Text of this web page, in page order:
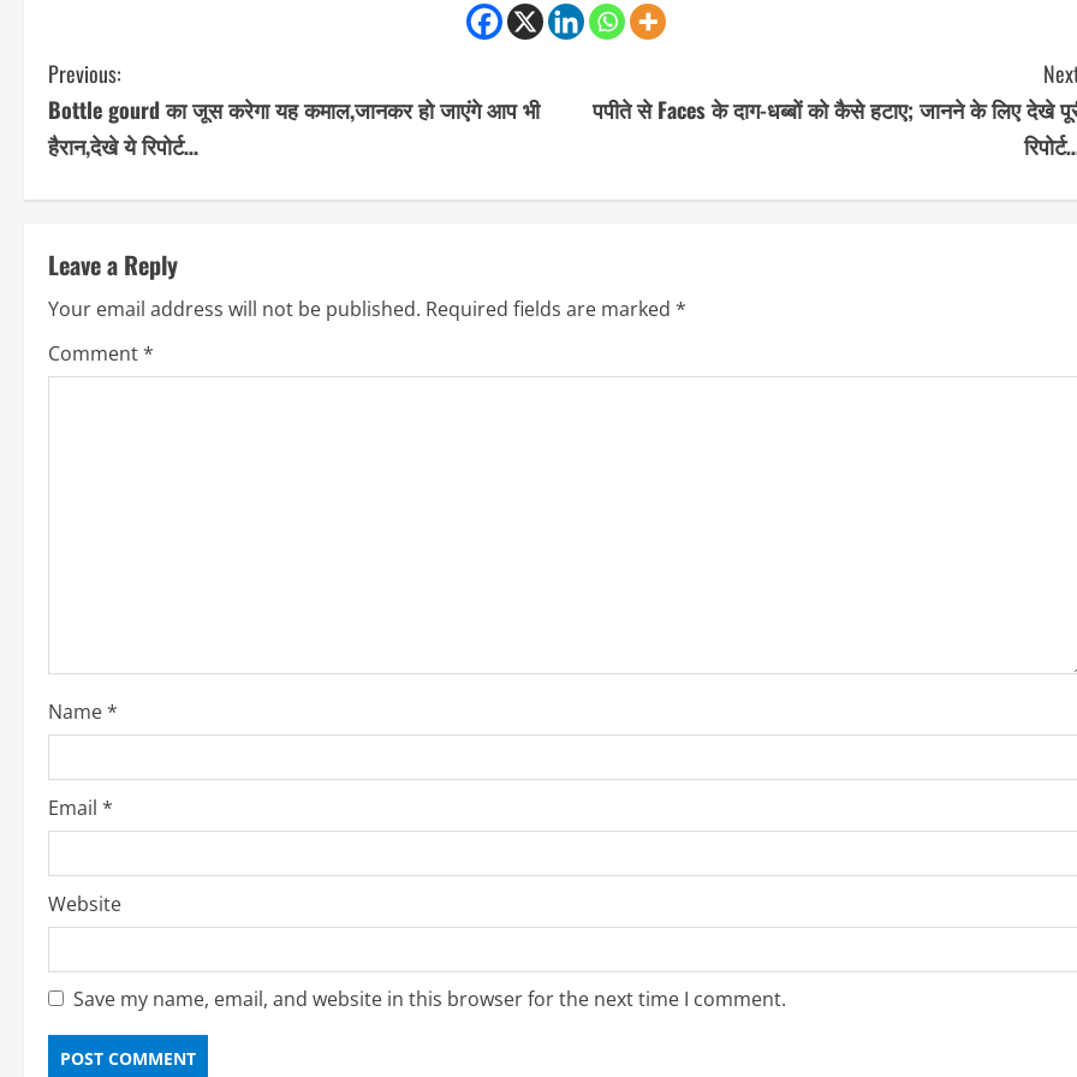
C
o
i
n
u
i
n
g
Previous:
Bottle gourd का जूस करेगा यह कमाल,जानकर हो जाएंगे आप भी
हैरान,देखे ये रिपोर्ट…
पपीते से Faces के दाग-धब्बों को कैसे हटाए; जानने के लिए देखे
Leave a Reply
Your email address will not be published. Required fields are marked *
Comment*
Name*
Email *
Website
Save my name, email, and website in this browser for the next time I comment.